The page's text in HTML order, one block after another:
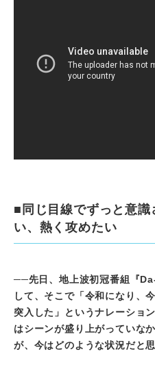
■同じ目線でずっと意
い、熱く攻めたい
──先日、地上波初冠番組『
して、そこで「令和になり、
突入した」というナレーショ
はシーンが盛り上がっていな
が、今はどのような状況だと